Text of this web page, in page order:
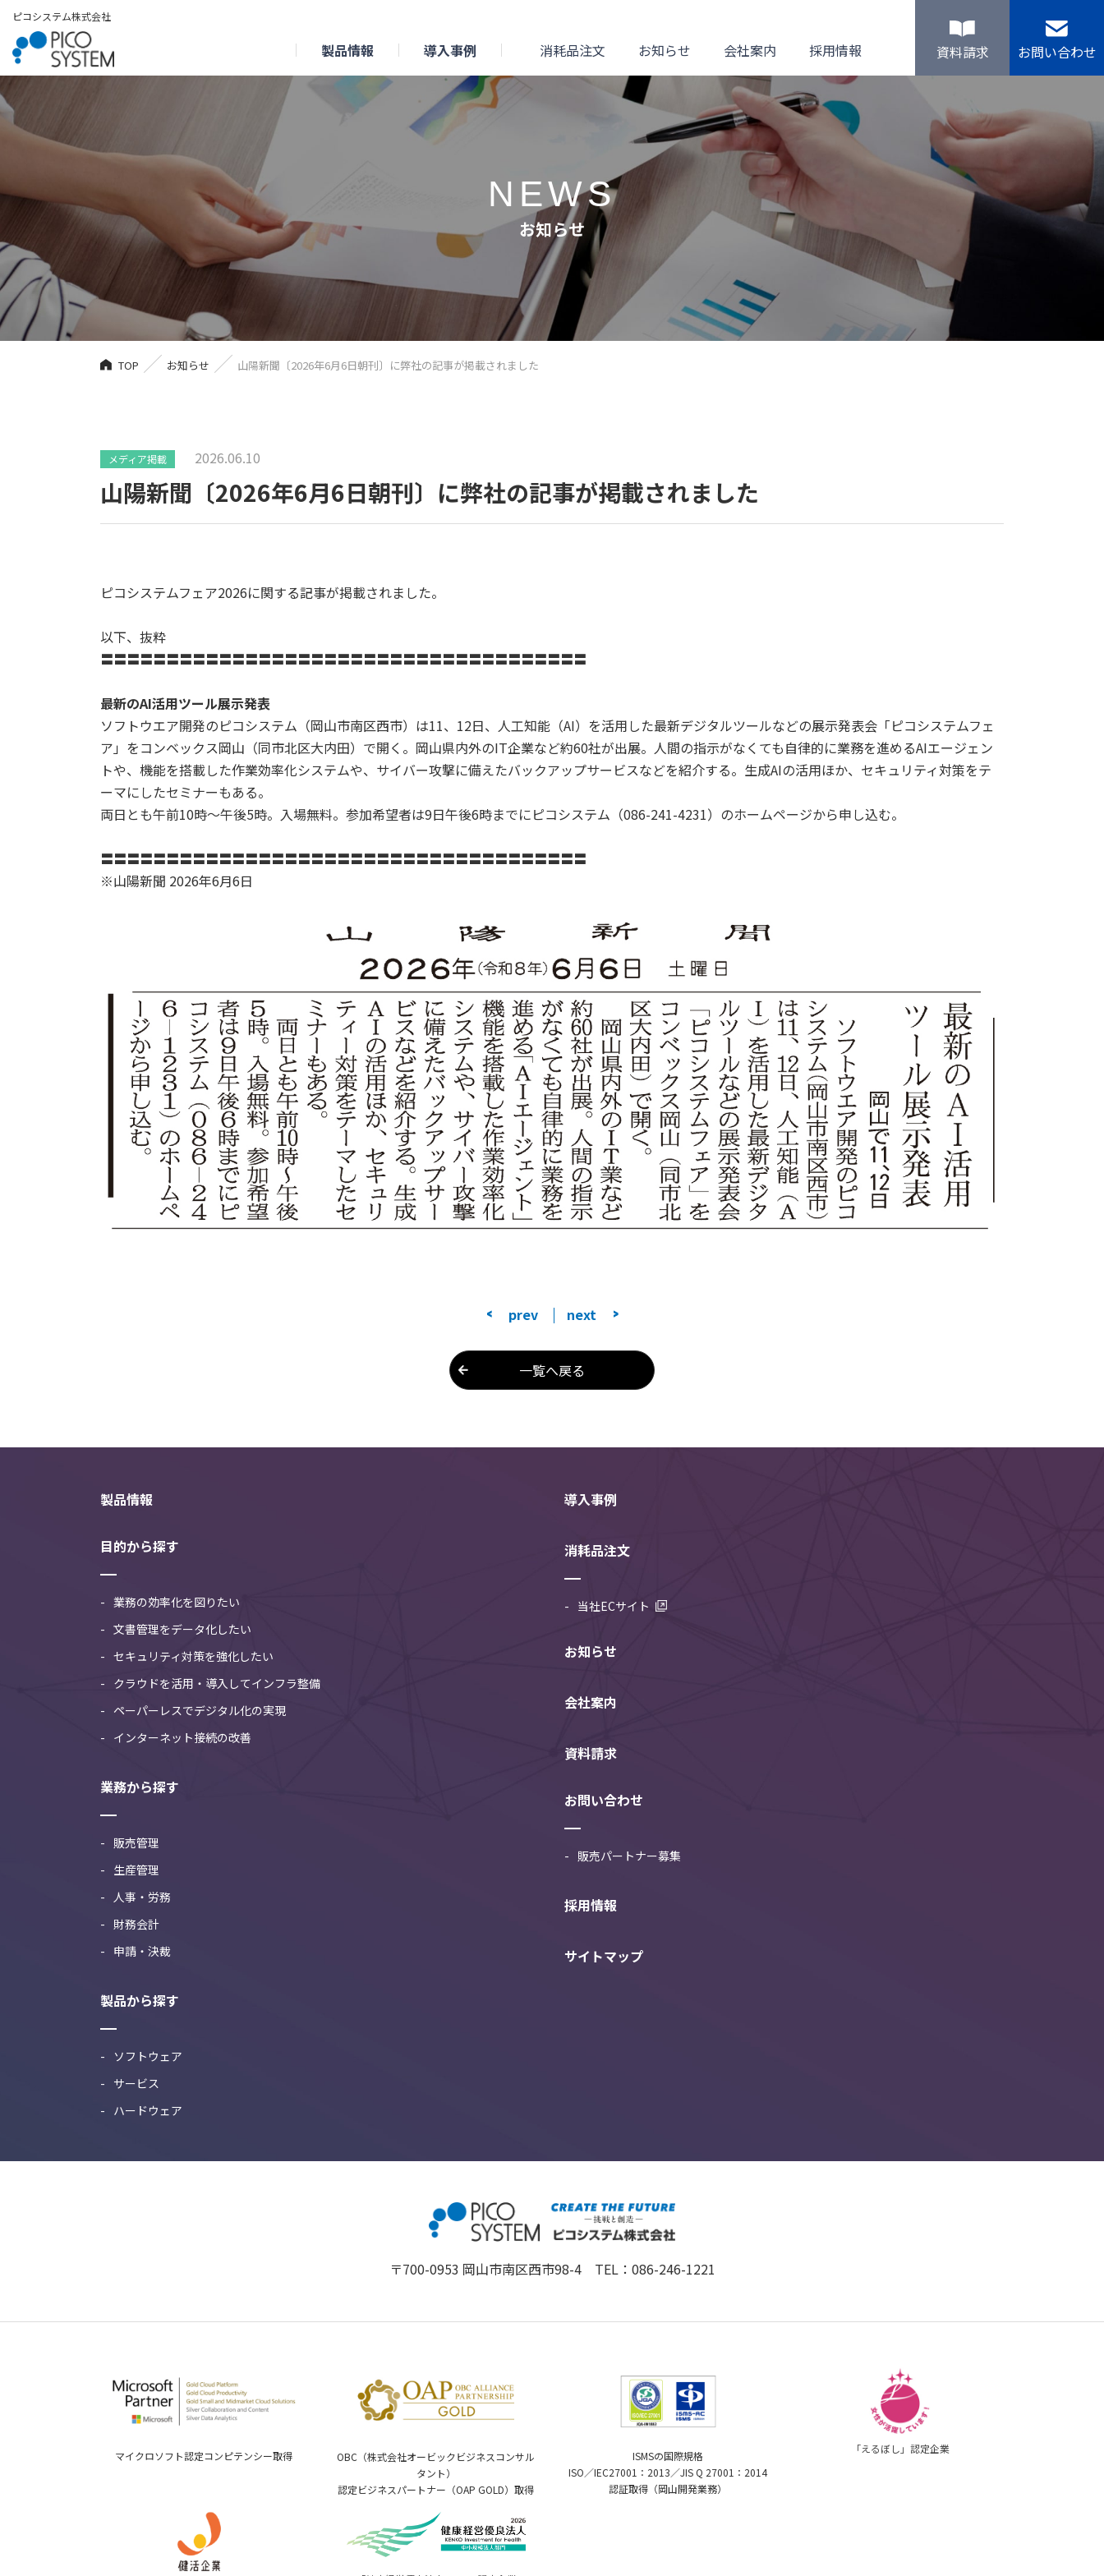
ピコシステム株式会社
製品情報 導入事例 消耗品注文 お知らせ 会社案内 採用情報 資料請求 お問い合わせ
NEWS
お知らせ
TOP お知らせ 山陽新聞〔2026年6月6日朝刊〕に弊社の記事が掲載されました
メディア掲載 2026.06.10
山陽新聞〔2026年6月6日朝刊〕に弊社の記事が掲載されました
ピコシステムフェア2026に関する記事が掲載されました。
以下、抜粋
〓〓〓〓〓〓〓〓〓〓〓〓〓〓〓〓〓〓〓〓〓〓〓〓〓〓〓〓〓〓〓〓〓〓〓〓〓
最新のAI活用ツール展示発表
ソフトウエア開発のピコシステム（岡山市南区西市）は11、12日、人工知能（AI）を活用した最新デジタルツールなどの展示発表会「ピコシステムフェ
ア」をコンベックス岡山（同市北区大内田）で開く。岡山県内外のIT企業など約60社が出展。人間の指示がなくても自律的に業務を進めるAIエージェン
トや、機能を搭載した作業効率化システムや、サイバー攻撃に備えたバックアップサービスなどを紹介する。生成AIの活用ほか、セキュリティ対策をテ
ーマにしたセミナーもある。
両日とも午前10時～午後5時。入場無料。参加希望者は9日午後6時までにピコシステム（086-241-4231）のホームページから申し込む。
〓〓〓〓〓〓〓〓〓〓〓〓〓〓〓〓〓〓〓〓〓〓〓〓〓〓〓〓〓〓〓〓〓〓〓〓〓
※山陽新聞 2026年6月6日
< prev next >
一覧へ戻る
製品情報
目的から探す
業務の効率化を図りたい
文書管理をデータ化したい
セキュリティ対策を強化したい
クラウドを活用・導入してインフラ整備
ペーパーレスでデジタル化の実現
インターネット接続の改善
業務から探す
販売管理
生産管理
人事・労務
財務会計
申請・決裁
製品から探す
ソフトウェア
サービス
ハードウェア
導入事例
消耗品注文
当社ECサイト
お知らせ
会社案内
資料請求
お問い合わせ
販売パートナー募集
採用情報
サイトマップ
〒700-0953 岡山市南区西市98-4 TEL： 086-246-1221
マイクロソフト認定コンピテンシー取得
OBC（株式会社オービックビジネスコンサル
タント）
認定ビジネスパートナー（OAP GOLD）取得
ISMSの国際規格
ISO／IEC27001：2013／JIS Q 27001：2014
認証取得（岡山開発業務）
「えるぼし」認定企業